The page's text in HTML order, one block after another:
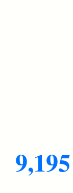
9,195